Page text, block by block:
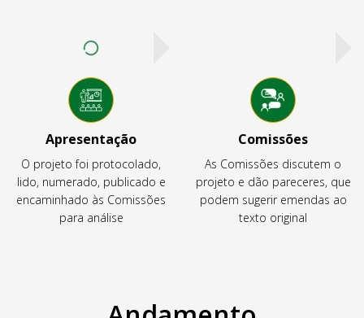
Apresentação
O projeto foi protocolado,
lido, numerado, publicado e
encaminhado às Comissões
para análise
Comissões
As Comissões discutem o
projeto e dão pareceres, que
podem sugerir emendas ao
texto original